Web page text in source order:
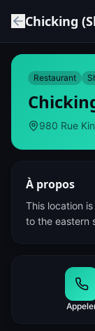
Chicking
Restaurant
980 Rue
À propos
This location
to the eastern